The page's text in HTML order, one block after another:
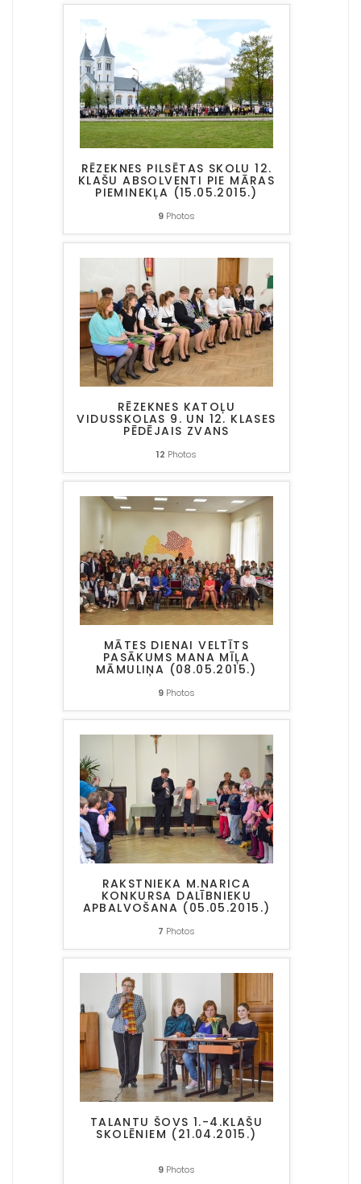
RĒZEKNES PILSĒTAS SKOLU 12.
KLAŠU ABSOLVENTI PIE MĀRAS
PIEMINEKĻA (15.05.2015.)
9 Photos
RĒZEKNES KATOĻU
VIDUSSKOLAS 9. UN 12. KLASES
PĒDĒJAIS ZVANS
12 Photos
MĀTES DIENAI VELTĪTS
PASĀKUMS MANA MĪĻA
MĀMULIŅA (08.05.2015.)
9 Photos
RAKSTNIEKA M.NARICA
KONKURSA DALĪBNIEKU
APBALVOŠANA (05.05.2015.)
7 Photos
TALANTU ŠOVS 1.-4.KLAŠU
SKOLĒNIEM (21.04.2015.)
9 Photos